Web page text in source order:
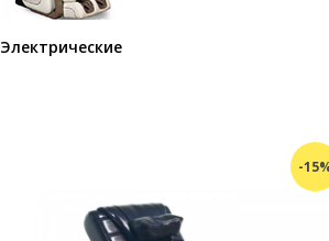
Электрические
-